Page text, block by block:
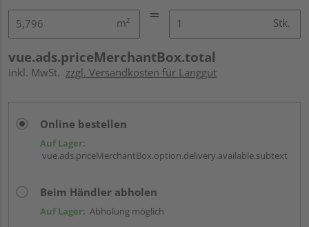
m² Stk.
vue.ads.priceMerchantBox.total
inkl. MwSt. zzgl. Versandkosten für Langgut
Online bestellen
Auf Lager:
vue.ads.priceMerchantBox.option.delivery.available.subtext
Beim Händler abholen
Auf Lager: Abholung möglich